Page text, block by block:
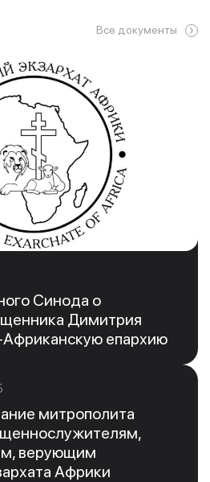
Все документы
Синода о
Димитрия
Африканскую епархию
митрополита
верующим
Африки